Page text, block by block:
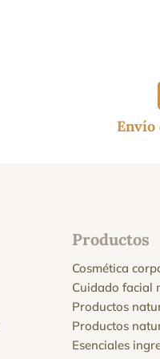
Productos
Cosmética
Cuidado facial
Productos
Productos
Esenciales